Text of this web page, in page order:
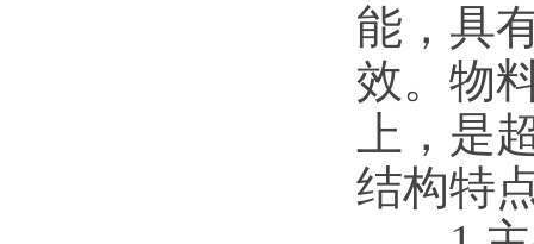
能，具
效。物
上，是
结构特